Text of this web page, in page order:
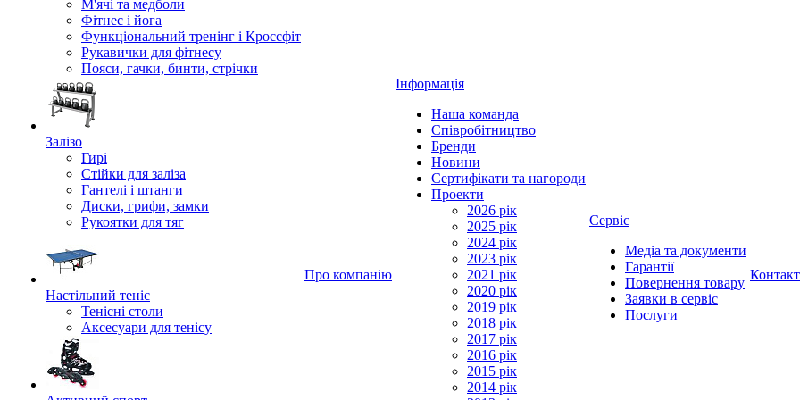
М'ячі та медболи
Фітнес і йога
Функціональний тренінг і Кроссфіт
Рукавички для фітнесу
Пояси, гачки, бинти, стрічки
Залізо
Гирі
Стійки для заліза
Гантелі і штанги
Диски, грифи, замки
Рукоятки для тяг
Настільний теніс
Тенісні столи
Аксесуари для тенісу
Про компанію
Інформація
Наша команда
Співробітництво
Бренди
Новини
Сертифікати та нагороди
Проекти
2026 рік
2025 рік
2024 рік
2023 рік
2021 рік
2020 рік
2019 рік
2018 рік
2017 рік
2016 рік
2015 рік
2014 рік
Сервіс
Медіа та документи
Гарантії
Повернення товару
Заявки в сервіс
Послуги